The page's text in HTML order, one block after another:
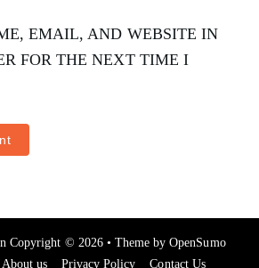
EMAIL, AND WEBSITE IN
FOR THE NEXT TIME I
Copyright © 2026 • Theme byOpenSumo
About us Privacy Policy Contact Us